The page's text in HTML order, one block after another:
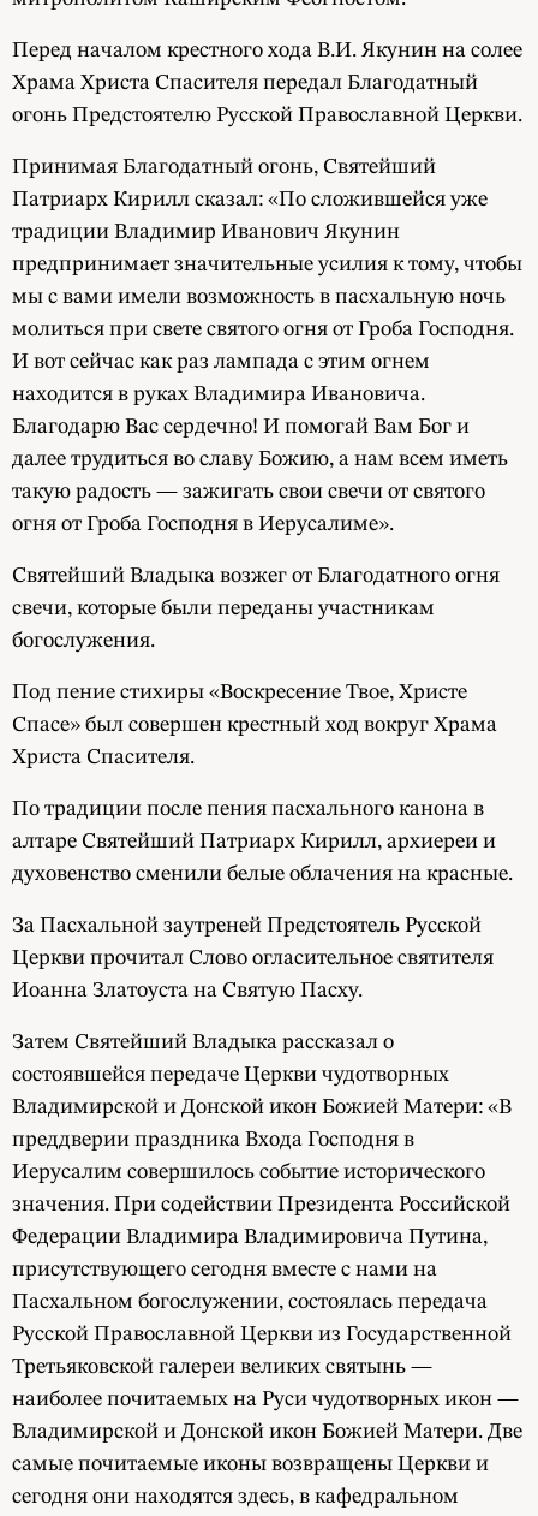
Перед началом крестного хода В.И. Якунин на солее
Храма Христа Спасителя передал Благодатный
огонь Предстоятелю Русской Православной Церкви.
Принимая Благодатный огонь, Святейший
Патриарх Кирилл сказал: «По сложившейся уже
традиции Владимир Иванович Якунин
предпринимает значительные усилия к тому, чтобы
мы с вами имели возможность в пасхальную ночь
молиться при свете святого огня от Гроба Господня.
И вот сейчас как раз лампада с этим огнем
находится в руках Владимира Ивановича.
Благодарю Вас сердечно! И помогай Вам Бог и
далее трудиться во славу Божию, а нам всем иметь
такую радость — зажигать свои свечи от святого
огня от Гроба Господня в Иерусалиме».
Святейший Владыка возжег от Благодатного огня
свечи, которые были переданы участникам
богослужения.
Под пение стихиры «Воскресение Твое, Христе
Спасе» был совершен крестный ход вокруг Храма
Христа Спасителя.
По традиции после пения пасхального канона в
алтаре Святейший Патриарх Кирилл, архиереи и
духовенство сменили белые облачения на красные.
За Пасхальной заутреней Предстоятель Русской
Церкви прочитал Слово огласительное святителя
Иоанна Златоуста на Святую Пасху.
Затем Святейший Владыка рассказал о
состоявшейся передаче Церкви чудотворных
Владимирской и Донской икон Божией Матери: «В
преддверии праздника Входа Господня в
Иерусалим совершилось событие исторического
значения. При содействии Президента Российской
Федерации Владимира Владимировича Путина,
присутствующего сегодня вместе с нами на
Пасхальном богослужении, состоялась передача
Русской Православной Церкви из Государственной
Третьяковской галереи великих святынь —
наиболее почитаемых на Руси чудотворных икон —
Владимирской и Донской икон Божией Матери. Две
самые почитаемые иконы возвращены Церкви и
сегодня они находятся здесь, в кафедральном